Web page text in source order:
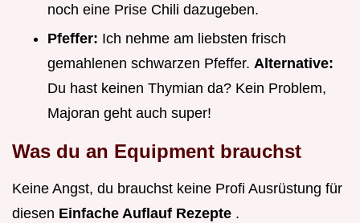
noch eine Prise Chili dazugeben.
Pfeffer: Ich nehme am liebsten frisch
gemahlenen schwarzen Pfeffer. Alternative:
Du hast keinen Thymian da? Kein Problem,
Majoran geht auch super!
Was du an Equipment brauchst
Keine Angst, du brauchst keine Profi Ausrüstung für
diesen Einfache Auflauf Rezepte .